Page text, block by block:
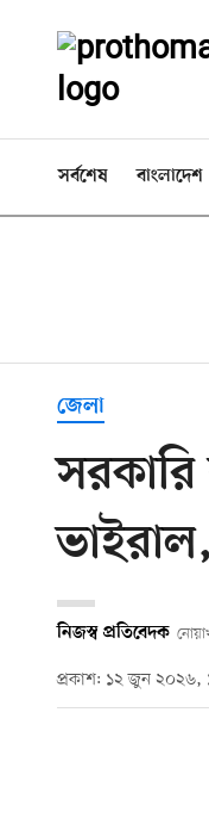
সর্বশেষ বাংলাদেশ
জেলা
নিজস্ব প্রতিবেদক
প্রকাশ: ১২ জুন ২০২৬,